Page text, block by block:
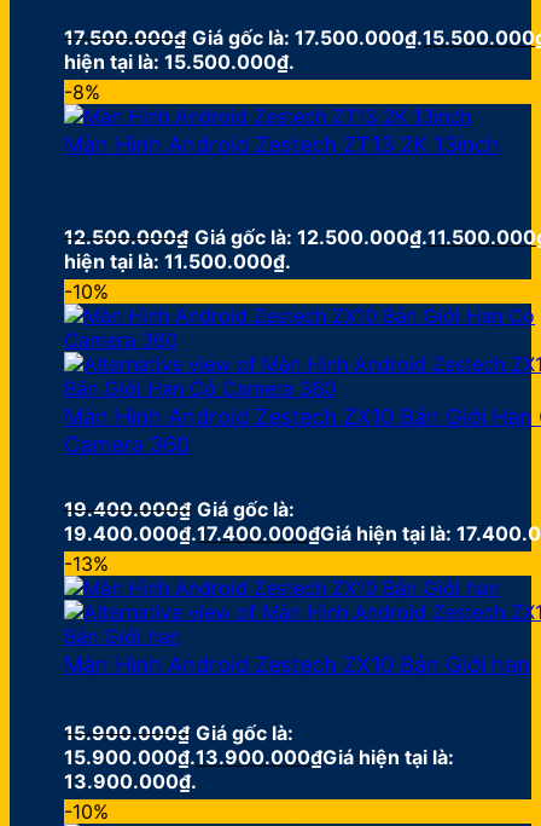
17.500.000₫ Giá gốc là: 17.500.000₫.15.500.000
hiện tại là: 15.500.000₫.
-8%
Màn Hình Android Zestech ZT13 2K 13inch
12.500.000₫ Giá gốc là: 12.500.000₫.11.500.000
hiện tại là: 11.500.000₫.
-10%
Màn Hình Android Zestech ZX10 Bản Giới Hạn
Camera 360
19.400.000₫ Giá gốc là:
19.400.000₫.17.400.000₫Giá hiện tại là:
-13%
Màn Hình Android Zestech ZX10 Bản Giới hạn
15.900.000₫ Giá gốc là:
15.900.000₫.13.900.000₫Giá hiện tại là:
13.900.000₫.
-10%